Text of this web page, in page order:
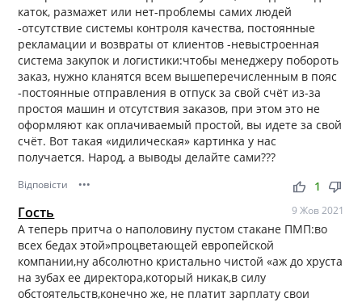
каток, размажет или нет-проблемы самих людей
-отсутствие системы контроля качества, постоянные
рекламации и возвраты от клиентов -невыстроенная
система закупок и логистики:чтобы менеджеру побороть
заказ, нужно кланятся всем вышеперечисленным в пояс
-постоянные отправления в отпуск за свой счёт из-за
простоя машин и отсутствия заказов, при этом это не
оформляют как оплачиваемый простой, вы идете за свой
счёт. Вот такая «идилическая» картинка у нас
получается. Народ, а выводы делайте сами???
Відповісти ••• thumb_up thumb_down
1
Гость 9 Жов 2021
А теперь притча о наполовину пустом стакане ПМП:во
всех бедах этой»процветающей европейской
компании,ну абсолютно кристально чистой «аж до хруста
на зубах ее директора,который никак,в силу
обстоятельств,конечно же, не платит зарплату свои